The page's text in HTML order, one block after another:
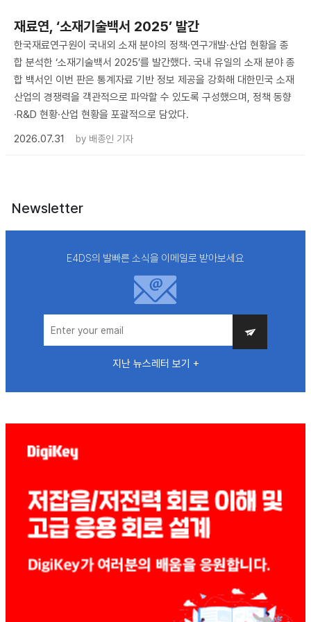
재료연, ‘소재기술백서 2025’ 발간
한국재료연구원이 국내외 소재 분야의 정책·연구개발·산업 현황을 종
합 분석한 ‘소재기술백서 2025’를 발간했다. 국내 유일의 소재 분야 종
합 백서인 이번 판은 통계자료 기반 정보 제공을 강화해 대한민국 소재
산업의 경쟁력을 객관적으로 파악할 수 있도록 구성했으며, 정책 동향
·R&D 현황·산업 현황을 포괄적으로 담았다.
2026.07.31
by 배종인 기자
Newsletter
E4DS의 발빠른 소식을 이메일로 받아보세요
지난 뉴스레터 보기 +